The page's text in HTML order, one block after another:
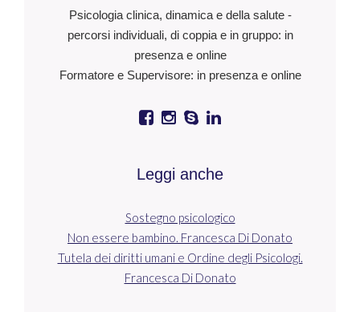
Psicologia clinica, dinamica e della salute -
percorsi individuali, di coppia e in gruppo: in
presenza e online
Formatore e Supervisore: in presenza e online
Leggi anche
Sostegno psicologico
Non essere bambino. Francesca Di Donato
Tutela dei diritti umani e Ordine degli Psicologi.
Francesca Di Donato